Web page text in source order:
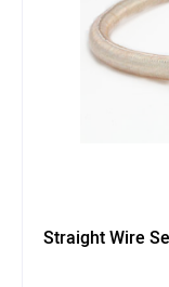
Straight Wire